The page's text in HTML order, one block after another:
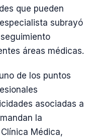
que pueden
subrayó
áreas médicas.
de los puntos
asociadas a
la
Médica,